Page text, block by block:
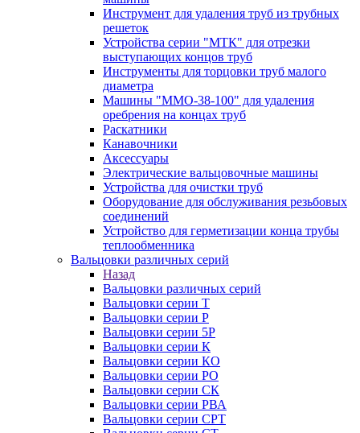
Инструмент для удаления труб из трубных
решеток
Устройства серии "МТК" для отрезки
выступающих концов труб
Инструменты для торцовки труб малого
диаметра
Машины "ММО-38-100" для удаления
оребрения на концах труб
Раскатники
Канавочники
Аксессуары
Электрические вальцовочные машины
Устройства для очистки труб
Оборудование для обслуживания резьбовых
соединений
Устройство для герметизации конца трубы
теплообменника
Вальцовки различных серий
Назад
Вальцовки различных серий
Вальцовки серии Т
Вальцовки серии Р
Вальцовки серии 5Р
Вальцовки серии К
Вальцовки серии КО
Вальцовки серии РО
Вальцовки серии СК
Вальцовки серии РВА
Вальцовки серии СРТ